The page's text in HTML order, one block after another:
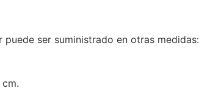
ser suministrado en otras medidas: